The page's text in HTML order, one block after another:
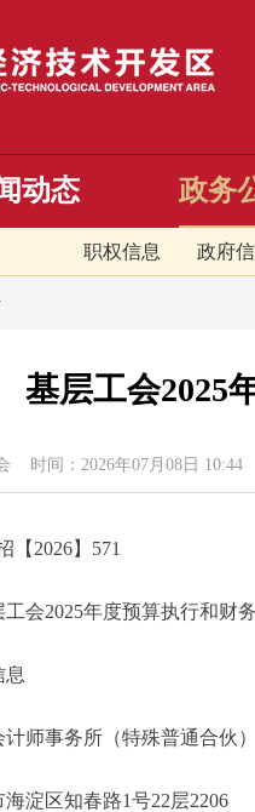
动态 政务
职权信息 政府
基层工会2025
时间：2026年07月08日 10:44
2026】571
2025年度预算执行和财务
事务所（特殊普通合伙）
区知春路1号22层2206